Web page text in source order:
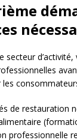
secteur
de restauration
professionnelle